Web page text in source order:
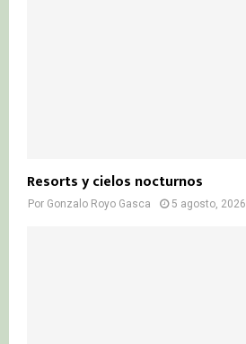
Resorts y cielos nocturnos
Por Gonzalo Royo Gasca 5 agosto, 2026